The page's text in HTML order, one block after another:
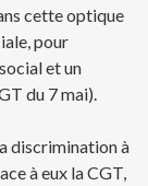
cette optique
pour
et un
du 7 mai).
discrimination à
à eux la CGT,